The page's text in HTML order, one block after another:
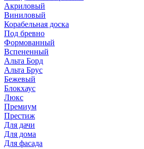
Акриловый
Виниловый
Корабельная доска
Под бревно
Формованный
Вспененный
Альта Борд
Альта Брус
Бежевый
Блокхаус
Люкс
Премиум
Престиж
Для дачи
Для дома
Для фасада